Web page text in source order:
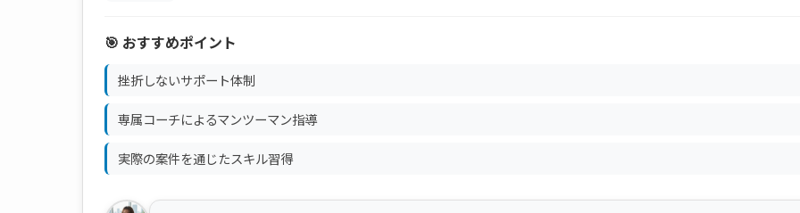
🎯 おすすめポイント
挫折しないサポート体制
専属コーチによるマンツーマン指導
実際の案件を通じたスキル習得